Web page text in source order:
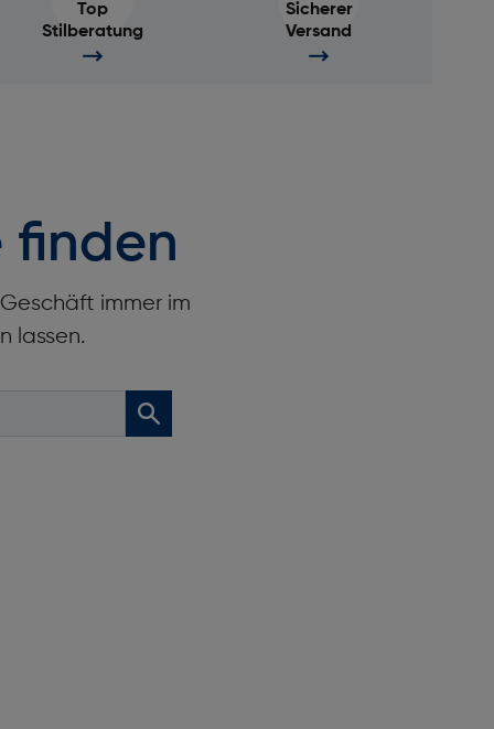
Top
Stilberatung
Sicherer
Versand
finden
immer im
lassen.